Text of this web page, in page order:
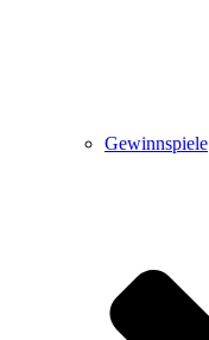
Gewinnspiele